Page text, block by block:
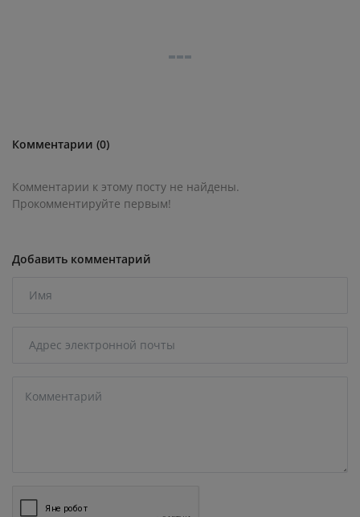
Комментарии (0)
Комментарии к этому посту не найдены.
Прокомментируйте первым!
Добавить комментарий